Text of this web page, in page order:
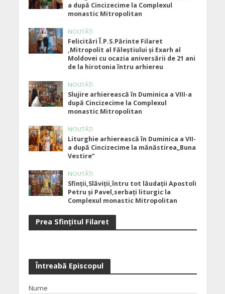
a după Cincizecime la Complexul
monastic Mitropolitan
NOUTĂȚI
Felicitări Î.P.S.Părinte Filaret
,Mitropolit al Făleștiului și Exarh al
Moldovei cu ocazia aniversării de 21 ani
de la hirotonia întru arhiereu
NOUTĂȚI
Slujire arhierească în Duminica a VIII-a
după Cincizecime la Complexul
monastic Mitropolitan
NOUTĂȚI
Liturghie arhierească în Duminica a VII-
a după Cincizecime la mănăstirea„Buna
Vestire”
NOUTĂȚI
Sfinții,Slăviții,întru tot lăudații Apostoli
Petru și Pavel,serbați liturgic la
Complexul monastic Mitropolitan
Prea Sfinţitul Filaret
Întreabă Episcopul
Nume